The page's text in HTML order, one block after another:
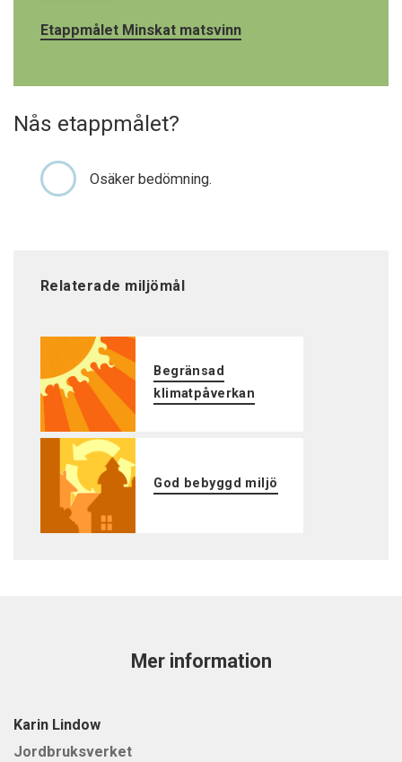
Etappmålet Minskat matsvinn
Nås etappmålet?
Osäker bedömning.
Relaterade miljömål
Begränsad
klimatpåverkan
God bebyggd miljö
Mer information
Karin Lindow
Jordbruksverket